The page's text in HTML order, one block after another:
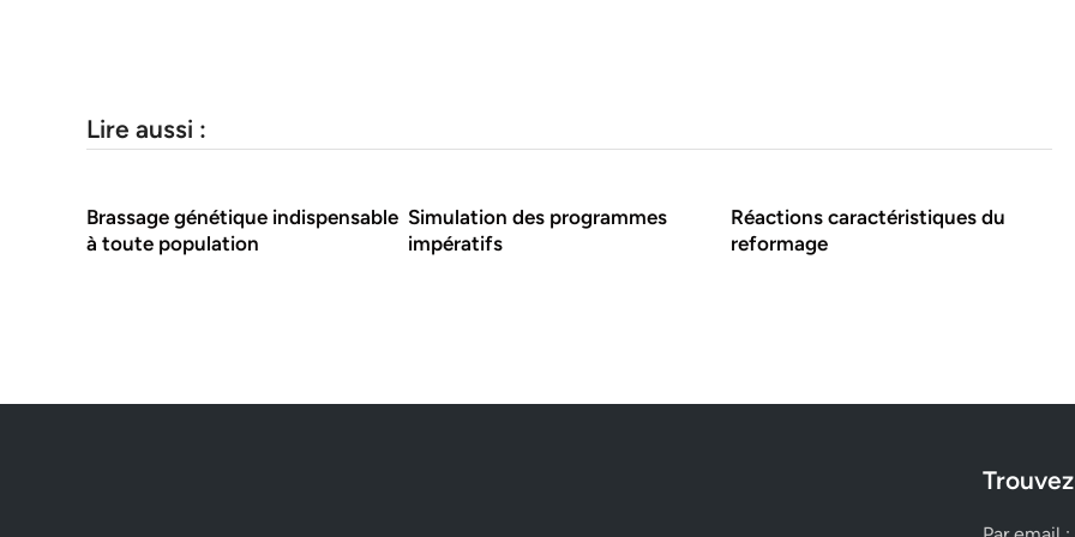
Lire aussi :
Brassage génétique indispensable
à toute population
Simulation des programmes
impératifs
Réactions caractéristiques du
reformage